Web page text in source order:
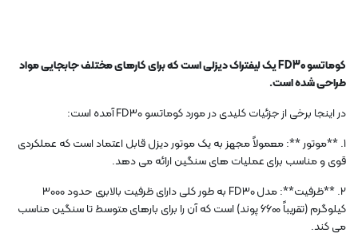
کوماتسو FD30 یک لیفتراک دیزلی است که برای کارهای مختلف جابجایی مواد
طراحی شده است.
در اینجا برخی از جزئیات کلیدی در مورد کوماتسو FD30 آمده است:
1. **موتور **: معمولاً مجهز به یک موتور دیزل قابل اعتماد است که عملکردی
قوی و مناسب برای عملیات های سنگین ارائه می دهد.
2. **ظرفیت**: مدل FD30 به طور کلی دارای ظرفیت بالابری حدود 3000
کیلوگرم (تقریباً 6600 پوند) است که آن را برای بارهای متوسط ​​تا سنگین مناسب
می کند.